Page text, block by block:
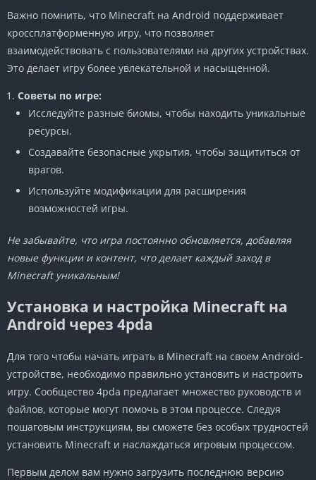
Важно помнить, что Minecraft на Android поддерживает
кроссплатформенную игру, что позволяет
взаимодействовать с пользователями на других устройствах.
Это делает игру более увлекательной и насыщенной.
Советы по игре:
Исследуйте разные биомы, чтобы находить уникальные
ресурсы.
Создавайте безопасные укрытия, чтобы защититься от
врагов.
Используйте модификации для расширения
возможностей игры.
Не забывайте, что игра постоянно обновляется, добавляя
новые функции и контент, что делает каждый заход в
Minecraft уникальным!
Установка и настройка Minecraft на
Android через 4pda
Для того чтобы начать играть в Minecraft на своем Android-
устройстве, необходимо правильно установить и настроить
игру. Сообщество 4pda предлагает множество руководств и
файлов, которые могут помочь в этом процессе. Следуя
пошаговым инструкциям, вы сможете без особых трудностей
установить Minecraft и наслаждаться игровым процессом.
Первым делом вам нужно загрузить последнюю версию